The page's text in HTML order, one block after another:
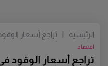
تراجع أسعار الوقود
اقتصاد
الرئيسية |
تراجع أسعار